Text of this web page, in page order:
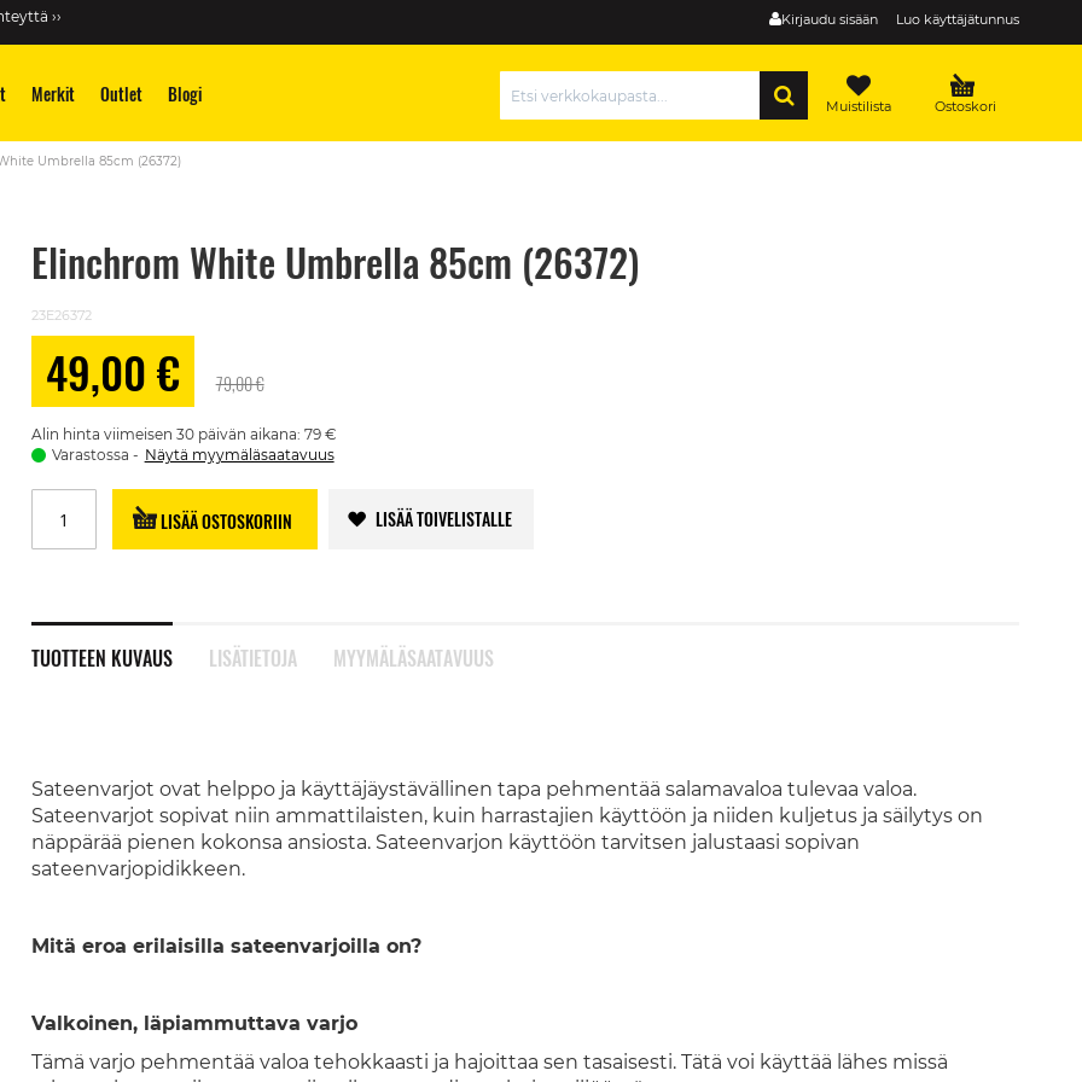
Kirjaudu sisään Luo käyttäjätunnus
››
Merkit Outlet Blogi Ostoskori
Muistilista
Umbrella 85cm (26372)
Elinchrom White Umbrella 85cm (26372)
23E26372
Alennushinta
49,00 € 79,00 €
Alin hinta viimeisen 30 päivän aikana: 79 €
Varastossa
Näytä myymäläsaatavuus
LISÄÄ OSTOSKORIIN LISÄÄ TOIVELISTALLE
TUOTTEEN KUVAUS
Sateenvarjot ovat helppo ja käyttäjäystävällinen tapa pehmentää salamavaloa tulevaa valoa.
Sateenvarjot sopivat niin ammattilaisten, kuin harrastajien käyttöön ja niiden kuljetus ja säilytys on
näppärää pienen kokonsa ansiosta. Sateenvarjon käyttöön tarvitsen jalustaasi sopivan
sateenvarjopidikkeen.
Mitä eroa erilaisilla sateenvarjoilla on?
Valkoinen, läpiammuttava varjo
Tämä varjo pehmentää valoa tehokkaasti ja hajoittaa sen tasaisesti. Tätä voi käyttää lähes missä
LISÄTIETOJA MYYMÄLÄSAATAVUUS